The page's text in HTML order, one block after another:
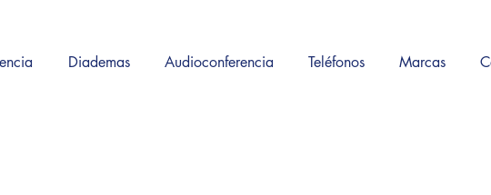
Diademas Audioconferencia Teléfonos Marcas